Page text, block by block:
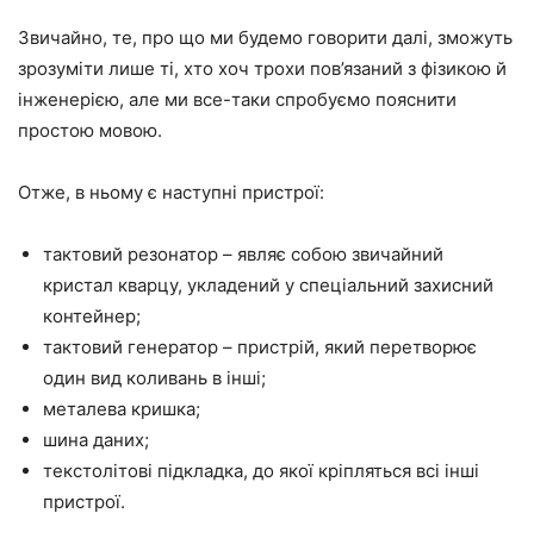
Звичайно, те, про що ми будемо говорити далі, зможуть
зрозуміти лише ті, хто хоч трохи пов’язаний з фізикою й
інженерією, але ми все-таки спробуємо пояснити
простою мовою.
Отже, в ньому є наступні пристрої:
тактовий резонатор – являє собою звичайний
кристал кварцу, укладений у спеціальний захисний
контейнер;
тактовий генератор – пристрій, який перетворює
один вид коливань в інші;
металева кришка;
шина даних;
текстолітові підкладка, до якої кріпляться всі інші
пристрої.